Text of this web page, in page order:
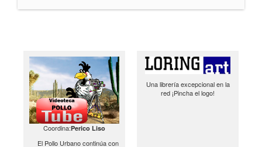
Coordina:Perico Liso
El Pollo Urbano continúa con
Una librería excepcional en la
red ¡Pincha el logo!